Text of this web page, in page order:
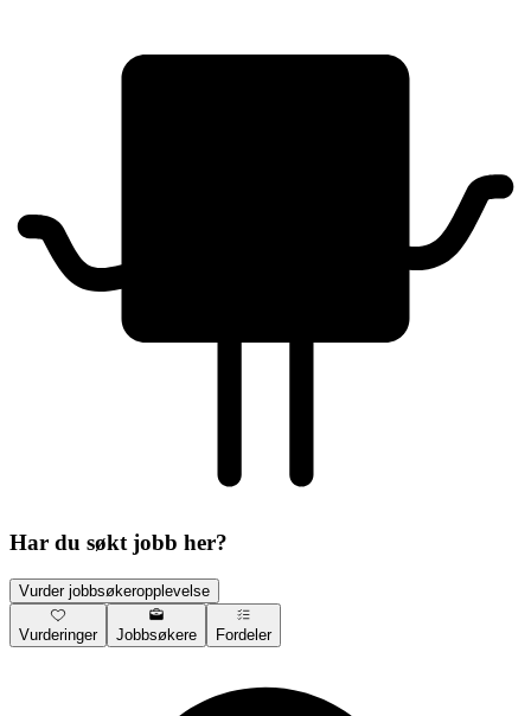
Har du søkt jobb her?
Vurder jobbsøkeropplevelse
Vurderinger Jobbsøkere Fordeler